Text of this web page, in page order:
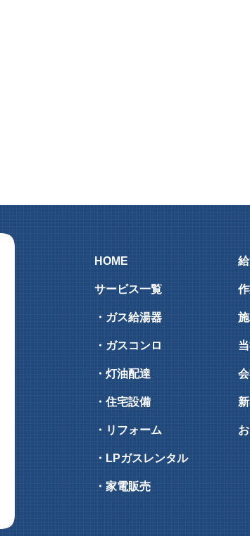
HOME
サービス一覧
・ガス給湯器
・ガスコンロ
・灯油配達
・住宅設備
・リフォーム
・LPガスレンタル
・家電販売